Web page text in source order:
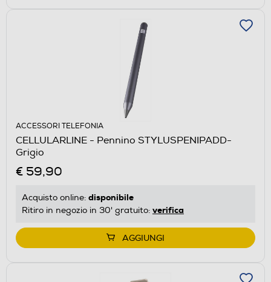
ACCESSORI TELEFONIA
CELLULARLINE - Pennino STYLUSPENIPADD-
Grigio
€ 59,90
Acquisto online: disponibile
Ritiro in negozio in 30' gratuito: verifica
AGGIUNGI